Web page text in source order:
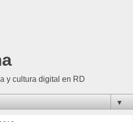
y cultura digital en RD
▼